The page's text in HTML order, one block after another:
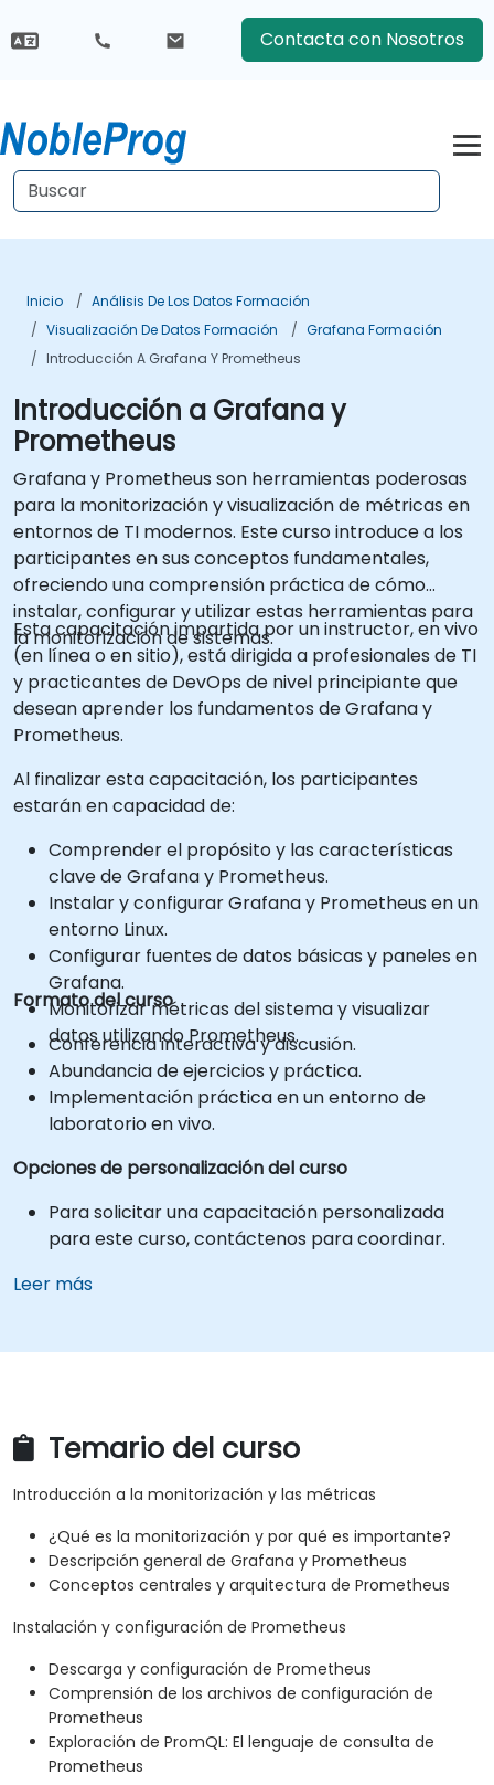
Contacta con Nosotros
Inicio
Análisis De Los Datos Formación
Visualización De Datos Formación
Grafana Formación
Introducción A Grafana Y Prometheus
Introducción a Grafana y
Prometheus
Grafana y Prometheus son herramientas poderosas
para la monitorización y visualización de métricas en
entornos de TI modernos. Este curso introduce a los
participantes en sus conceptos fundamentales,
ofreciendo una comprensión práctica de cómo
instalar, configurar y utilizar estas herramientas para
la monitorización de sistemas.
Esta capacitación impartida por un instructor, en vivo
(en línea o en sitio), está dirigida a profesionales de TI
y practicantes de DevOps de nivel principiante que
desean aprender los fundamentos de Grafana y
Prometheus.
Al finalizar esta capacitación, los participantes
estarán en capacidad de:
Comprender el propósito y las características
clave de Grafana y Prometheus.
Instalar y configurar Grafana y Prometheus en un
entorno Linux.
Configurar fuentes de datos básicas y paneles en
Grafana.
Monitorizar métricas del sistema y visualizar
datos utilizando Prometheus.
Formato del curso
Conferencia interactiva y discusión.
Abundancia de ejercicios y práctica.
Implementación práctica en un entorno de
laboratorio en vivo.
Opciones de personalización del curso
Para solicitar una capacitación personalizada
para este curso, contáctenos para coordinar.
Leer más
Temario del curso
Introducción a la monitorización y las métricas
¿Qué es la monitorización y por qué es importante?
Descripción general de Grafana y Prometheus
Conceptos centrales y arquitectura de Prometheus
Instalación y configuración de Prometheus
Descarga y configuración de Prometheus
Comprensión de los archivos de configuración de
Prometheus
Exploración de PromQL: El lenguaje de consulta de
Prometheus